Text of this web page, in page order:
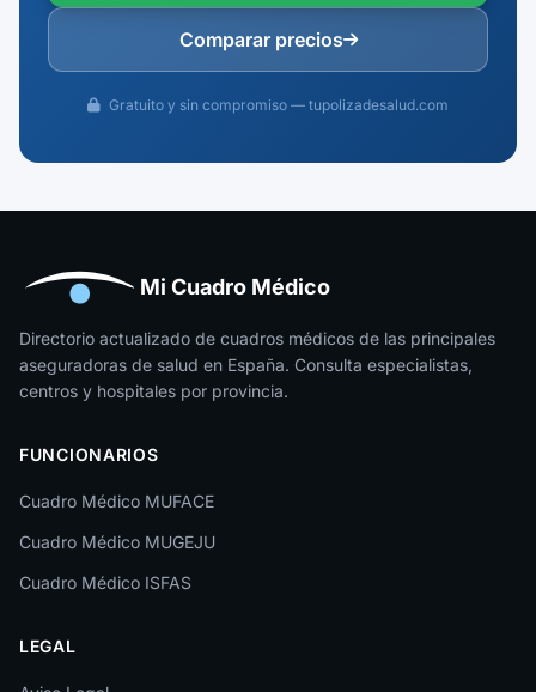
Comparar precios
Gratuito y sin compromiso — tupolizadesalud.com
Mi Cuadro Médico
Directorio actualizado de cuadros médicos de las principales
aseguradoras de salud en España. Consulta especialistas,
centros y hospitales por provincia.
FUNCIONARIOS
Cuadro Médico MUFACE
Cuadro Médico MUGEJU
Cuadro Médico ISFAS
LEGAL